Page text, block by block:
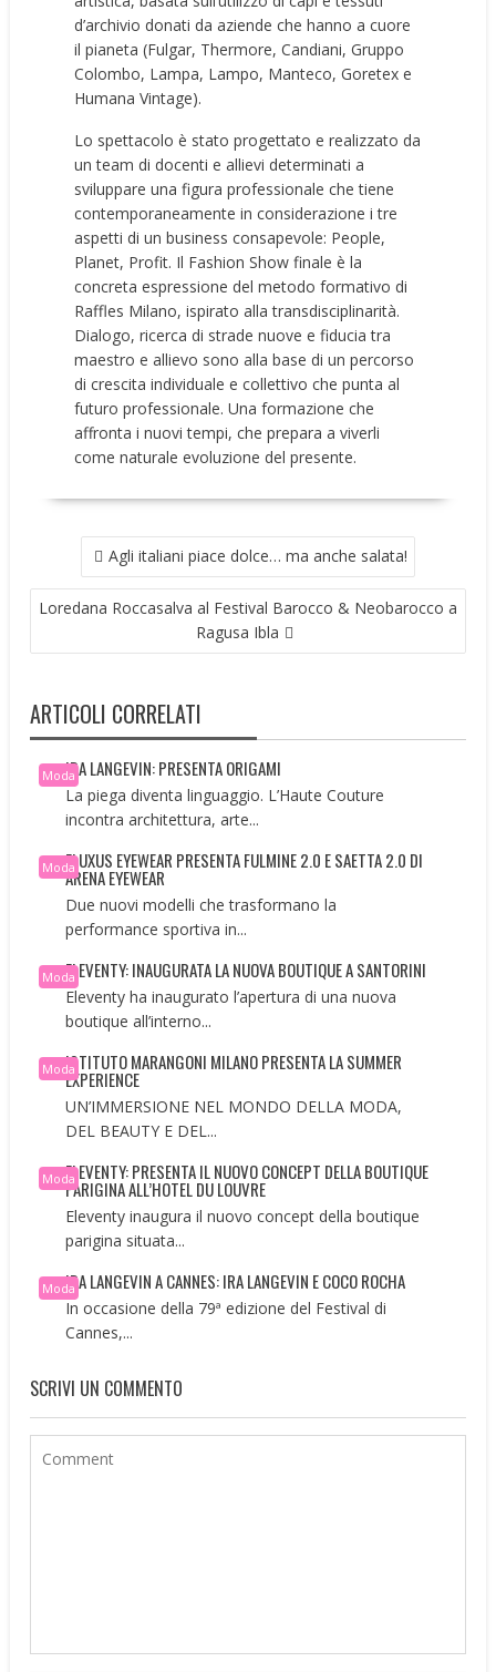
d’archivio donati da aziende che hanno a cuore
il pianeta (Fulgar, Thermore, Candiani, Gruppo
Colombo, Lampa, Lampo, Manteco, Goretex e
Humana Vintage).
Lo spettacolo è stato progettato e realizzato da
un team di docenti e allievi determinati a
sviluppare una figura professionale che tiene
contemporaneamente in considerazione i tre
aspetti di un business consapevole: People,
Planet, Profit. Il Fashion Show finale è la
concreta espressione del metodo formativo di
Raffles Milano, ispirato alla transdisciplinarità.
Dialogo, ricerca di strade nuove e fiducia tra
maestro e allievo sono alla base di un percorso
di crescita individuale e collettivo che punta al
futuro professionale. Una formazione che
affronta i nuovi tempi, che prepara a viverli
come naturale evoluzione del presente.
NAVIGAZIONE
ARTICOLIAgli italiani piace dolce… ma anche salata!
Loredana Roccasalva al Festival Barocco & Neobarocco a
Ragusa Ibla
ARTICOLI CORRELATI
ModaIRA LANGEVIN: PRESENTA ORIGAMI
La piega diventa linguaggio. L’Haute Couture
incontra architettura, arte...
ModaFLUXUS EYEWEAR PRESENTA FULMINE 2.0 E SAETTA 2.0 DI
ARENA EYEWEAR
Due nuovi modelli che trasformano la
performance sportiva in...
ModaELEVENTY: INAUGURATA LA NUOVA BOUTIQUE A SANTORINI
Eleventy ha inaugurato l’apertura di una nuova
boutique all’interno...
ModaISTITUTO MARANGONI MILANO PRESENTA LA SUMMER
EXPERIENCE
UN’IMMERSIONE NEL MONDO DELLA MODA,
DEL BEAUTY E DEL...
ModaELEVENTY: PRESENTA IL NUOVO CONCEPT DELLA BOUTIQUE
PARIGINA ALL’HOTEL DU LOUVRE
Eleventy inaugura il nuovo concept della boutique
parigina situata...
ModaIRA LANGEVIN A CANNES: IRA LANGEVIN E COCO ROCHA
In occasione della 79ª edizione del Festival di
Cannes,...
SCRIVI UN COMMENTO